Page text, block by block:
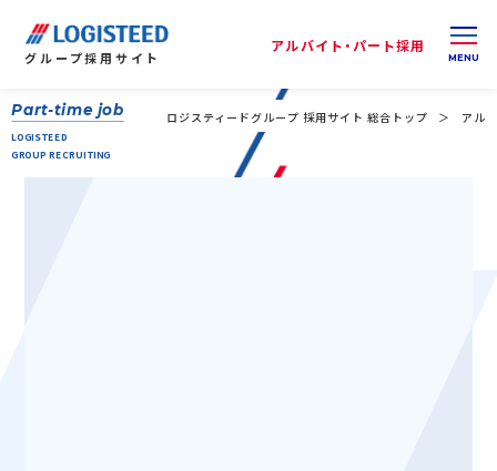
グループ採用サイト
アルバイト・パート採用
Part-time job
LOGISTEED
GROUP RECRUITING
ロジスティードグループ 採用サイト 総合トップ アル